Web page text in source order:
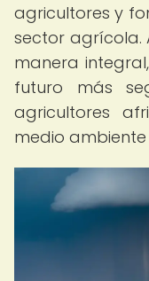
agricultores y
sector agrícola.
manera
futuro más
agricultores
medio